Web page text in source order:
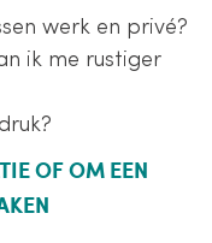
werk en privé?
ik me rustiger
OF OM EEN